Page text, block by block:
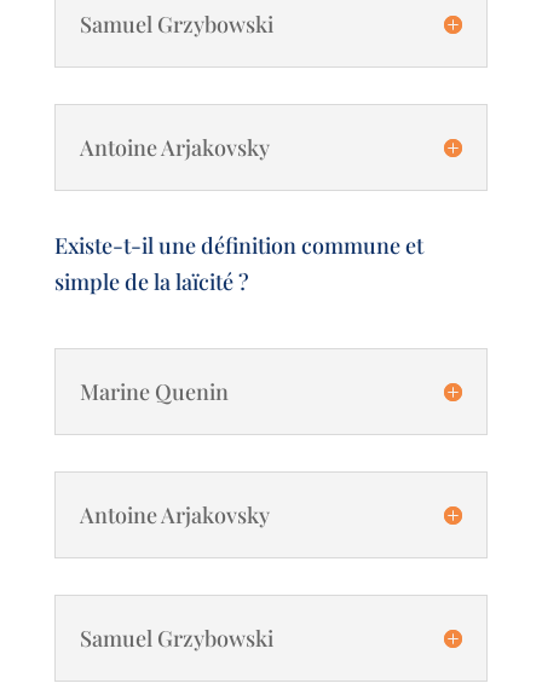
Samuel Grzybowski
Antoine Arjakovsky
Existe-t-il une définition commune et
simple de la laïcité ?
Marine Quenin
Antoine Arjakovsky
Samuel Grzybowski